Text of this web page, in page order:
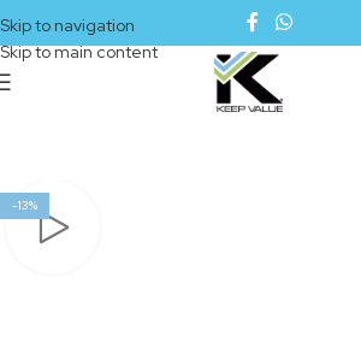
Skip to navigation
Skip to main content
-13%